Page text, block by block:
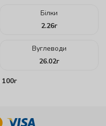
Білки
2.26г
Вуглеводи
26.02г
100г